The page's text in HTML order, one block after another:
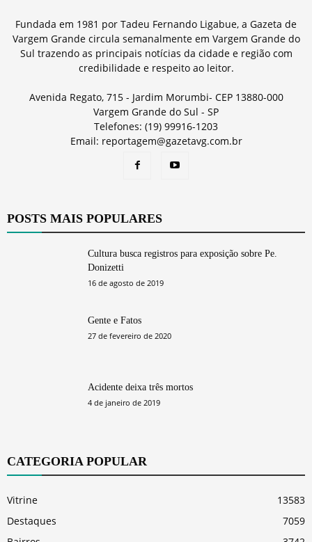
Fundada em 1981 por Tadeu Fernando Ligabue, a Gazeta de
Vargem Grande circula semanalmente em Vargem Grande do
Sul trazendo as principais notícias da cidade e região com
credibilidade e respeito ao leitor.
Avenida Regato, 715 - Jardim Morumbi- CEP 13880-000
Vargem Grande do Sul - SP
Telefones: (19) 99916-1203
Email: reportagem@gazetavg.com.br
POSTS MAIS POPULARES
Cultura busca registros para exposição sobre Pe.
Donizetti
16 de agosto de 2019
Gente e Fatos
27 de fevereiro de 2020
Acidente deixa três mortos
4 de janeiro de 2019
CATEGORIA POPULAR
Vitrine
13583
Destaques
7059